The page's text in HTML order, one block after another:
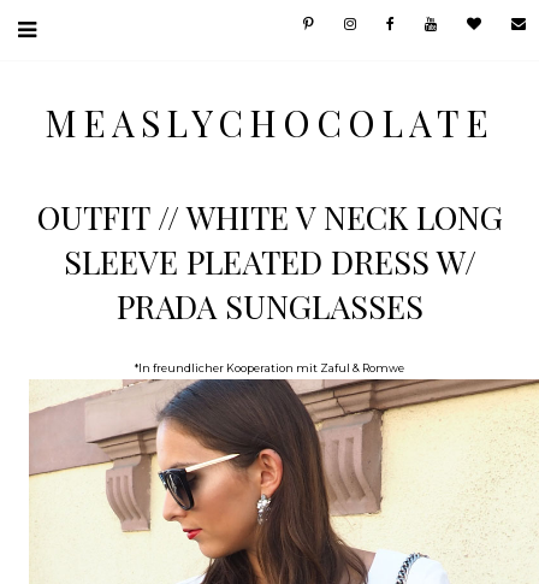
MEASLYCHOCOLATE
OUTFIT // WHITE V NECK LONG
SLEEVE PLEATED DRESS W/
PRADA SUNGLASSES
*In freundlicher Kooperation mit Zaful & Romwe